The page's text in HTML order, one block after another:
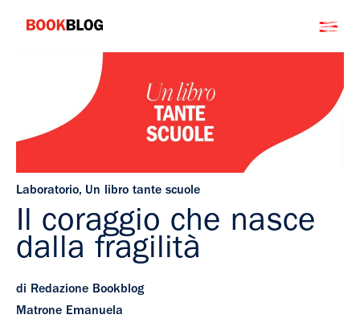
Bookblog
Laboratorio, Un libro tante scuole
Il coraggio che nasce
dalla fragilità
di Redazione Bookblog
Matrone Emanuela